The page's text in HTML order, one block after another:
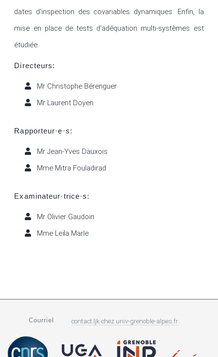
dates d'inspection des covariables dynamiques. Enfin, la
mise en place de tests d'adéquation multi-systèmes est
étudiée.
Directeurs:
Mr Christophe Bérenguer
Mr Laurent Doyen
Rapporteur·e·s:
Mr Jean-Yves Dauxois
Mme Mitra Fouladirad
Examinateur·trice·s:
Mr Olivier Gaudoin
Mme Leïla Marle
Courriel contact.ljk chez univ-grenoble-alpes.fr